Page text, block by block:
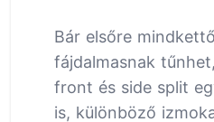
Bár elsőre
fájdalmasnak
front és side split
is, különböző